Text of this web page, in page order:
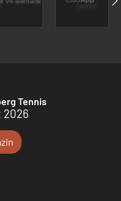
Tennis
2026